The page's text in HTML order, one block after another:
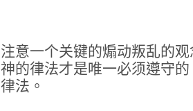
注意一个关键的煽动叛乱的
神的律法才是唯一必须遵守
律法。